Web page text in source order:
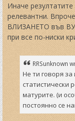
Иначе
релевантни.
ВЛИЗАНЕТО във
при все по-ниски
RRSunknown
Не ти говоря
статистически
матурите. (и
постоянно се